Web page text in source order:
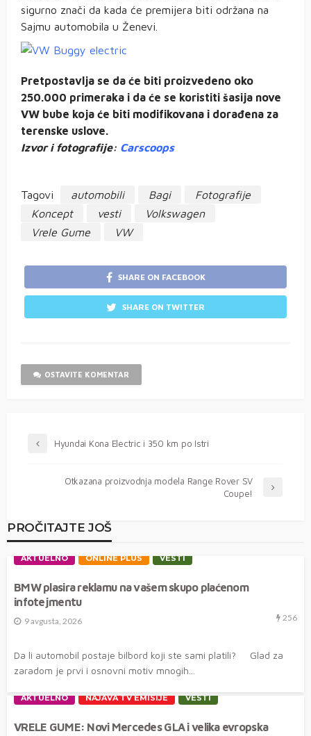
sigurno znači da kada će premijera biti održana na
Sajmu automobila u Ženevi.
Pretpostavlja se da će biti proizvedeno oko
250.000 primeraka i da će se koristiti šasija nove
VW bube koja će biti modifikovana i dorađena za
terenske uslove.
Izvor i fotografije: Carscoops
Tagovi automobili Bagi
Fotografije
Koncept
vesti
Volkswagen
Vrele Gume
VW
SHARE ON FACEBOOK
SHARE ON TWITTER
OSTAVITE KOMENTAR
Hyundai Kona Electric i 350 km po Istri
Otkazana proizvodnja modela Range Rover SV
Coupe!
PROČITAJTE JOŠ
AKTUELNO ONLINE PLUS VESTI
BMW plasira reklamu na vašem skupo plaćenom
infotejmentu
9 avgusta, 2026 256
Da li automobil postaje bilbord koji ste sami platili? Glad za
zaradom je prvi i osnovni motiv mnogih...
AKTUELNO NAJAVA TV EMISIJE VESTI
VRELE GUME: Novi Mercedes GLA i velika evropska